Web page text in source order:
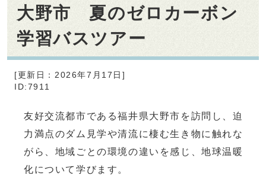
大野市 夏のゼロカーボン
学習バスツアー
[更新日：2026年7月17日]
ID:7911
友好交流都市である福井県大野市を訪問し、迫
力満点のダム見学や清流に棲む生き物に触れな
がら、地域ごとの環境の違いを感じ、地球温暖
化について学びます。